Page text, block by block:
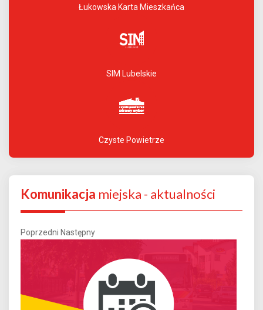
Łukowska Karta Mieszkańca
SIM Lubelskie
Czyste Powietrze
Komunikacja miejska - aktualności
Poprzedni Następny